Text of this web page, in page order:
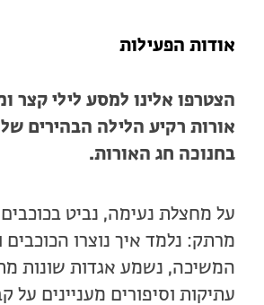
אודות הפעילות
הצטרפו אלינו למסע לילי קצר
אורות רקיע הלילה הבהירים
בחנוכה חג האורות.
על מחצלת נעימה, נביט
מרתק: נלמד איך נוצרו הכוכבים
המשיכה, נשמע אגדות שונות
עתיקות וסיפורים מעניינים על